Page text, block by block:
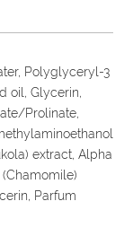
Polyglyceryl-3
oil, Glycerin,
Prolinate,
extract, Alpha
Parfum